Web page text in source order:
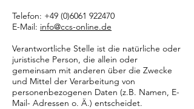
Telefon: +49 (0)6061 922470
E-Mail: info@ccs-online.de
Verantwortliche Stelle ist die natürliche oder
juristische Person, die allein oder
gemeinsam mit anderen über die Zwecke
und Mittel der Verarbeitung von
personenbezogenen Daten (z.B. Namen, E-
Mail- Adressen o. Ä.) entscheidet.